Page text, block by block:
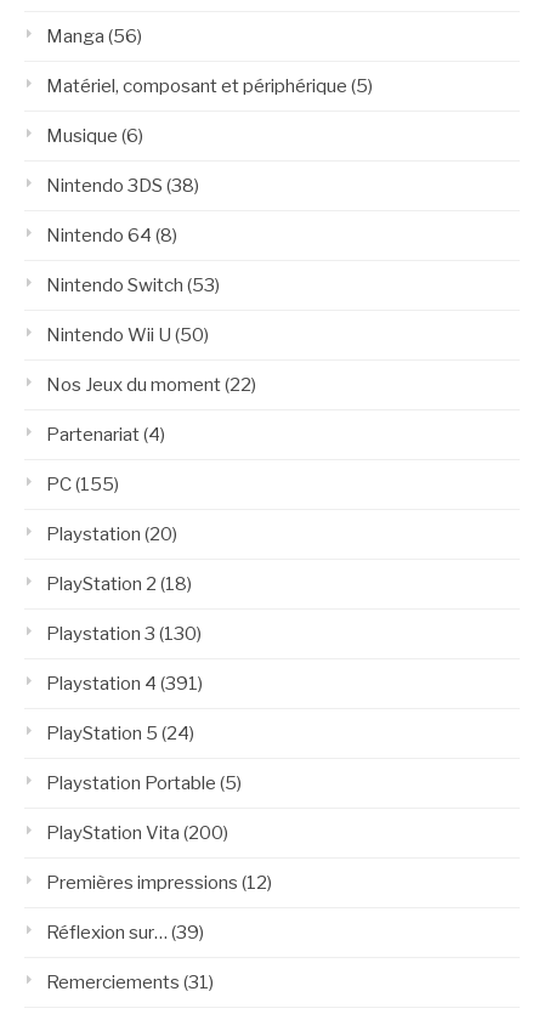
Manga (56)
Matériel, composant et périphérique (5)
Musique (6)
Nintendo 3DS (38)
Nintendo 64 (8)
Nintendo Switch (53)
Nintendo Wii U (50)
Nos Jeux du moment(22)
Partenariat(4)
PC(155)
Playstation (20)
PlayStation 2 (18)
Playstation 3 (130)
Playstation 4 (391)
PlayStation 5 (24)
Playstation Portable (5)
PlayStation Vita (200)
Premières impressions (12)
Réflexion sur… (39)
Remerciements (31)